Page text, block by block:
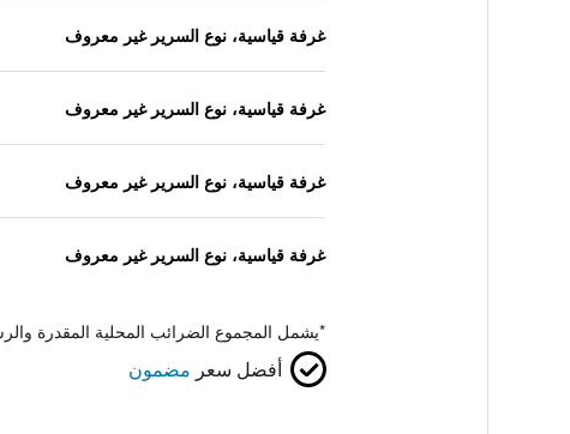
غرفة قياسية، نوع السرير غير معروف
غرفة قياسية، نوع السرير غير معروف
غرفة قياسية، نوع السرير غير معروف
غرفة قياسية، نوع السرير غير معروف
*يشمل المجموع الضرائب المحلية المقدرة
أفضل سعر مضمون